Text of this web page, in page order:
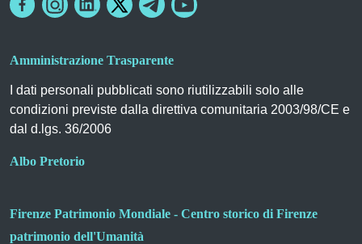
Amministrazione Trasparente
I dati personali pubblicati sono riutilizzabili solo alle
condizioni previste dalla direttiva comunitaria 2003/98/CE e
dal d.lgs. 36/2006
Albo Pretorio
Firenze Patrimonio Mondiale - Centro storico di Firenze
patrimonio dell'Umanità